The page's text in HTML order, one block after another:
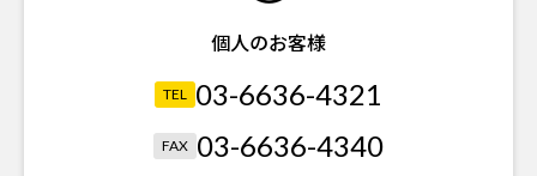
個人のお客様
TEL 03-6636-4321
FAX 03-6636-4340